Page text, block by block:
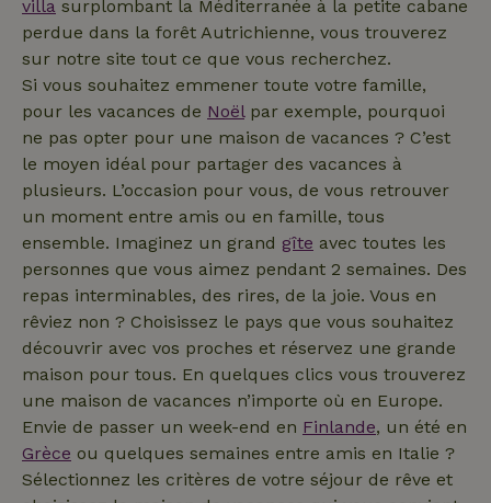
villa surplombant la Méditerranée à la petite cabane
perdue dans la forêt Autrichienne, vous trouverez
sur notre site tout ce que vous recherchez.
Si vous souhaitez emmener toute votre famille,
pour les vacances de Noëlpar exemple, pourquoi
ne pas opter pour une maison de vacances ? C’est
le moyen idéal pour partager des vacances à
plusieurs. L’occasion pour vous, de vous retrouver
un moment entre amis ou en famille, tous
ensemble. Imaginez un grand gîte avec toutes les
personnes que vous aimez pendant 2 semaines. Des
repas interminables, des rires, de la joie. Vous en
rêviez non ? Choisissez le pays que vous souhaitez
découvrir avec vos proches et réservez une grande
maison pour tous. En quelques clics vous trouverez
une maison de vacances n’importe où en Europe.
Envie de passer un week-end en Finlande, un été en
Grèce ou quelques semaines entre amis en Italie ?
Sélectionnez les critères de votre séjour de rêve et
associé à
Universal
Analytics -
qui est une
mise à jour
importante
du service
d'analyse le
plus
couramment
utilisé pour
distinguer les
utilisateurs
uniques en
numéro
aléatoirement
comme
client. Il est
chaque
demande de
page d'un site
et utilisé pour
Domaine
_gcl_au
Google LLC
.maisonnature.fr
3 mois
Ce cookie
est défini
par
Doubleclick
des
informations
sur la
manière
l'utilisateur
le site Web
et sur toute
publicité
que
final a pu
voir avant
de visiter
ledit site
.doubleclick.net
minutes
est défini
par
DoubleClick
(qui
Google)
_nhft_translations www.maisonnature.fr
_nhft_privacy-policy www.maisonnature.fr
www.maisonnature.fr